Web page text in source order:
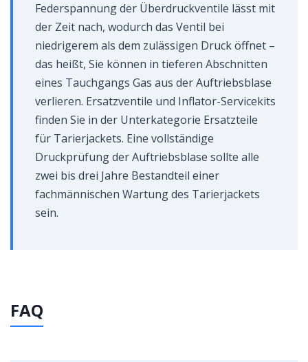
Federspannung der Überdruckventile lässt mit
der Zeit nach, wodurch das Ventil bei
niedrigerem als dem zulässigen Druck öffnet –
das heißt, Sie können in tieferen Abschnitten
eines Tauchgangs Gas aus der Auftriebsblase
verlieren. Ersatzventile und Inflator-Servicekits
finden Sie in der Unterkategorie Ersatzteile
für Tarierjackets. Eine vollständige
Druckprüfung der Auftriebsblase sollte alle
zwei bis drei Jahre Bestandteil einer
fachmännischen Wartung des Tarierjackets
sein.
FAQ